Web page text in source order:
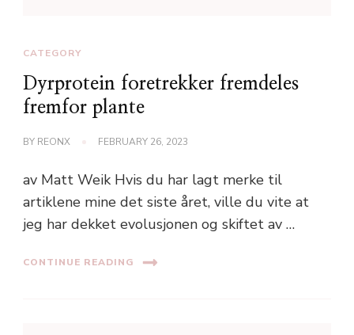
CATEGORY
Dyrprotein foretrekker fremdeles
fremfor plante
BY REONX FEBRUARY 26, 2023
av Matt Weik Hvis du har lagt merke til
artiklene mine det siste året, ville du vite at
jeg har dekket evolusjonen og skiftet av …
CONTINUE READING